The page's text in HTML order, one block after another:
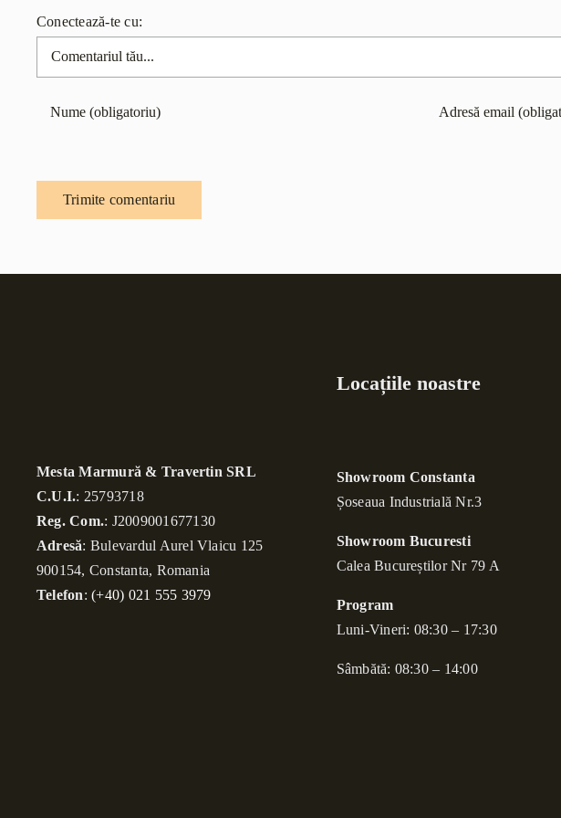
Conectează-te cu:
Comentariu
Mesta Marmură & Travertin SRL
C.U.I.: 25793718
Reg. Com.: J2009001677130
Adresă: Bulevardul Aurel Vlaicu 125
900154, Constanta, Romania
Telefon:(+40) 021 555 3979
Locațiile noastre
Showroom Constanta
Șoseaua Industrială Nr.3
Showroom Bucuresti
Calea Bucureștilor Nr 79 A
Program
Luni-Vineri: 08:30 – 17:30
Sâmbătă: 08:30 – 14:00